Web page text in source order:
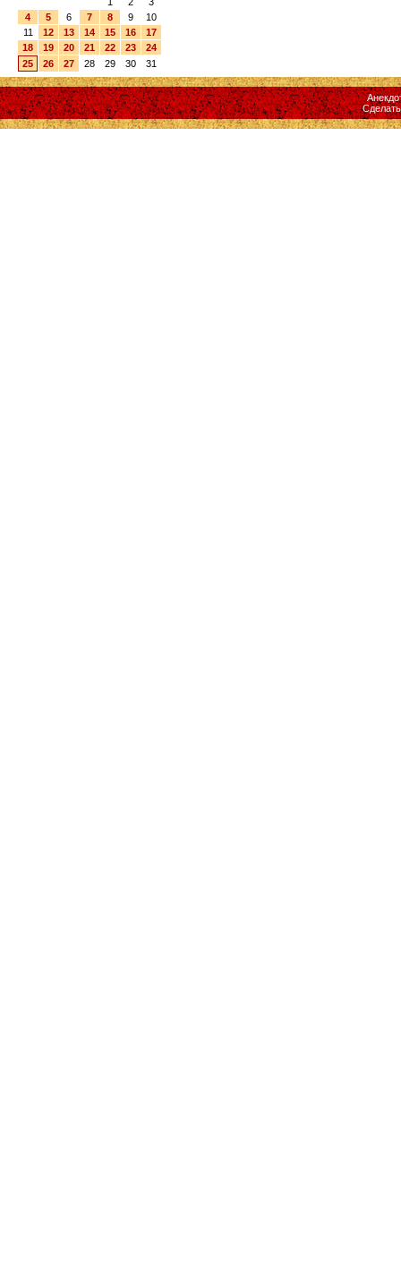
4
5 6 7 8 9
10
11
12 13 14 15 16
17
18
19 20 21 22 23
24
25
26 27 28 29 30 31